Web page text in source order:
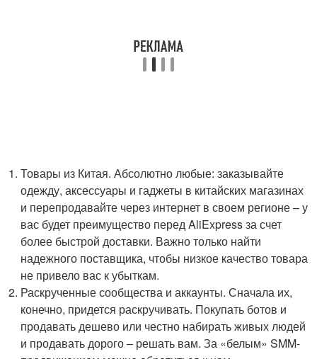
Товары из Китая. Абсолютно любые: заказывайте
одежду, аксессуары и гаджеты в китайских магазинах
и перепродавайте через интернет в своем регионе – у
вас будет преимущество перед AliExpress за счет
более быстрой доставки. Важно только найти
надежного поставщика, чтобы низкое качество товара
не привело вас к убыткам.
Раскрученные сообщества и аккаунты. Сначала их,
конечно, придется раскручивать. Покупать ботов и
продавать дешево или честно набирать живых людей
и продавать дорого – решать вам. За «белым» SMM-